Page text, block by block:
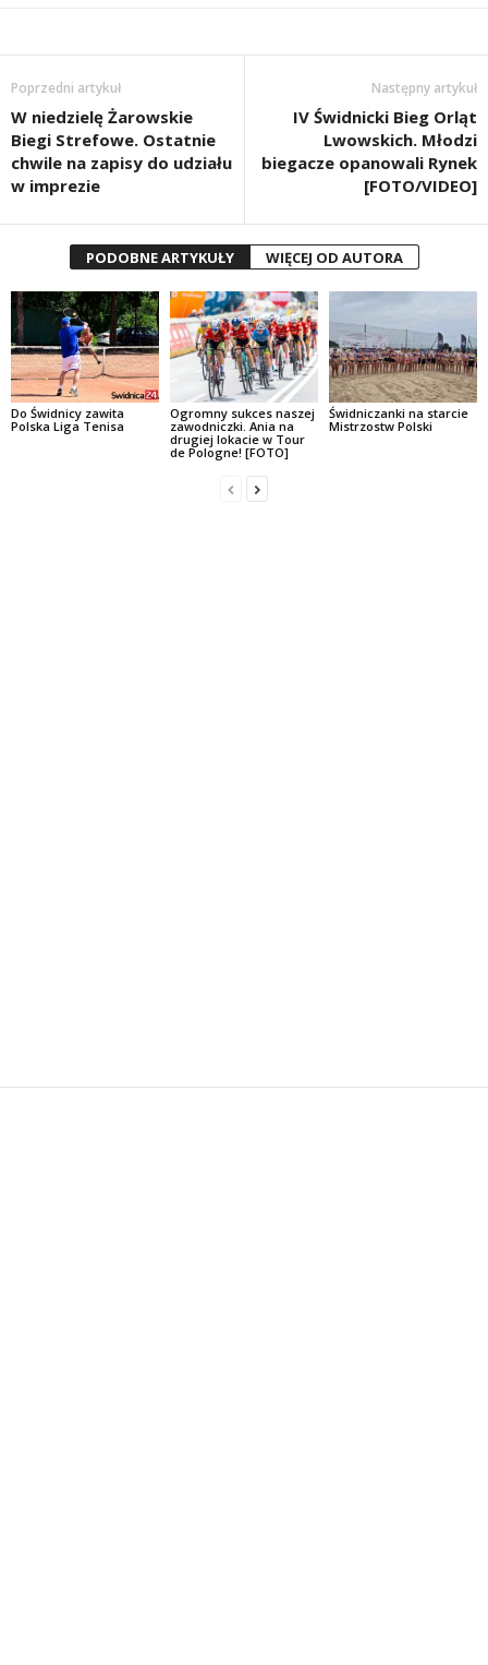
Poprzedni artykuł
W niedzielę Żarowskie
Biegi Strefowe. Ostatnie
chwile na zapisy do udziału
w imprezie
Następny artykuł
IV Świdnicki Bieg Orląt
Lwowskich. Młodzi
biegacze opanowali Rynek
[FOTO/VIDEO]
PODOBNE ARTYKUŁY WIĘCEJ OD AUTORA
Do Świdnicy zawita
Polska Liga Tenisa
Ogromny sukces naszej
zawodniczki. Ania na
drugiej lokacie w Tour
de Pologne! [FOTO]
Świdniczanki na starcie
Mistrzostw Polski